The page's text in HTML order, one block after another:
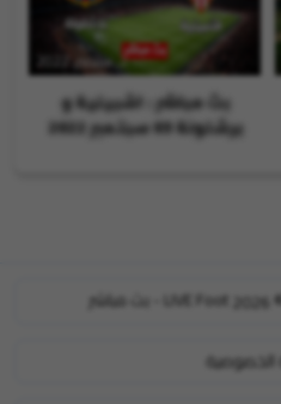
2, سبتمبر, 2022
بث مباشر : اشبيلية و
برشلونة 03 سبتمبر 2022
2026 LIVE Foot - بث مباشر